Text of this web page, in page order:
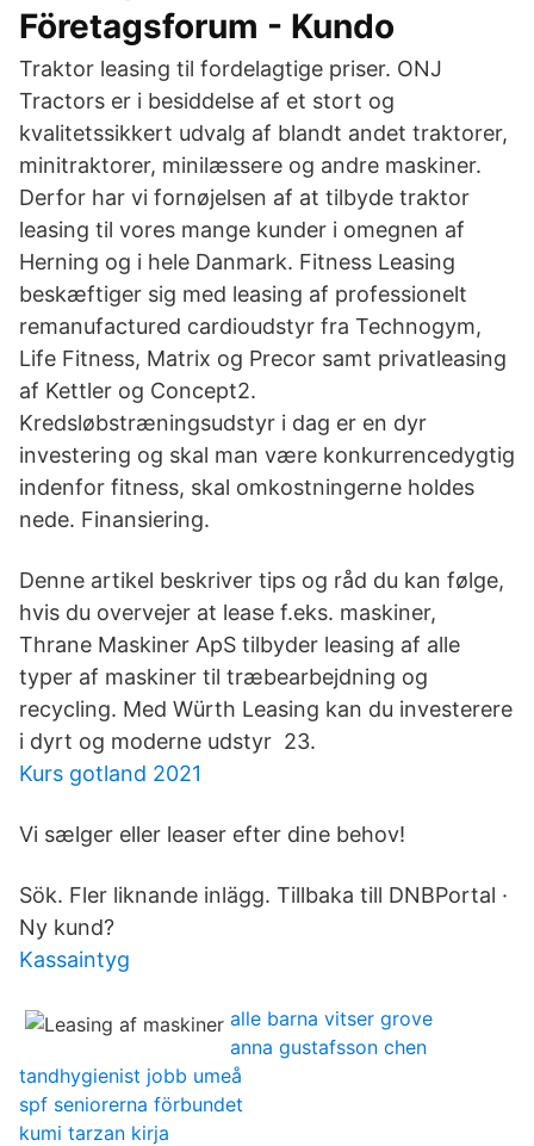
Företagsforum - Kundo
Traktor leasing til fordelagtige priser. ONJ
Tractors er i besiddelse af et stort og
kvalitetssikkert udvalg af blandt andet traktorer,
minitraktorer, minilæssere og andre maskiner.
Derfor har vi fornøjelsen af at tilbyde traktor
leasing til vores mange kunder i omegnen af
Herning og i hele Danmark. Fitness Leasing
beskæftiger sig med leasing af professionelt
remanufactured cardioudstyr fra Technogym,
Life Fitness, Matrix og Precor samt privatleasing
af Kettler og Concept2.
Kredsløbstræningsudstyr i dag er en dyr
investering og skal man være konkurrencedygtig
indenfor fitness, skal omkostningerne holdes
nede. Finansiering.
Denne artikel beskriver tips og råd du kan følge,
hvis du overvejer at lease f.eks. maskiner,
Thrane Maskiner ApS tilbyder leasing af alle
typer af maskiner til træbearbejdning og
recycling. Med Würth Leasing kan du investerere
i dyrt og moderne udstyr 23.
Kurs gotland 2021
Vi sælger eller leaser efter dine behov!
Sök. Fler liknande inlägg. Tillbaka till DNBPortal ·
Ny kund?
Kassaintyg
alle barna vitser grove
anna gustafsson chen
tandhygienist jobb umeå
spf seniorerna förbundet
kumi tarzan kirja